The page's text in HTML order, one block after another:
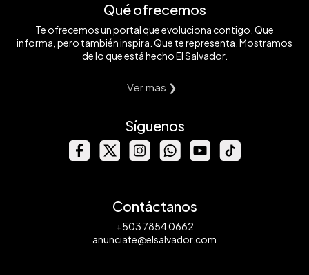
Qué ofrecemos
Te ofrecemos un portal que evoluciona contigo. Que
informa, pero también inspira. Que te representa. Mostramos
de lo que está hecho El Salvador.
Ver mas ❯
Síguenos
Contáctanos
+503 7854 0662
anunciate@elsalvador.com